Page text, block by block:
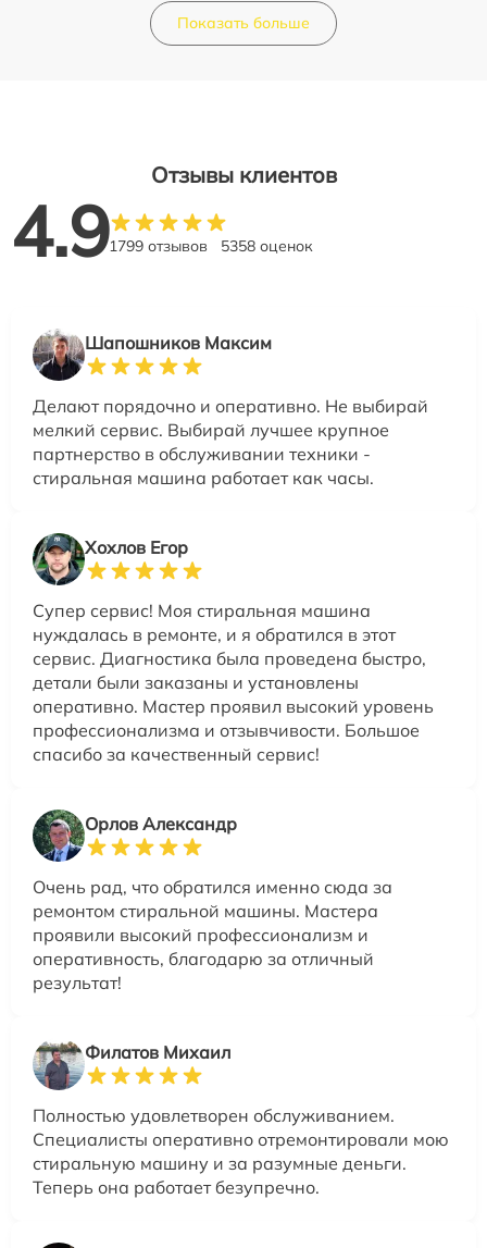
Показать больше
Отзывы клиентов
4.91799 отзывов 5358 оценок
Шапошников Максим
Делают порядочно и оперативно. Не выбирай
мелкий сервис. Выбирай лучшее крупное
партнерство в обслуживании техники -
стиральная машина работает как часы.
Хохлов Егор
Супер сервис! Моя стиральная машина
нуждалась в ремонте, и я обратился в этот
сервис. Диагностика была проведена быстро,
детали были заказаны и установлены
оперативно. Мастер проявил высокий уровень
профессионализма и отзывчивости. Большое
спасибо за качественный сервис!
Орлов Александр
Очень рад, что обратился именно сюда за
ремонтом стиральной машины. Мастера
проявили высокий профессионализм и
оперативность, благодарю за отличный
результат!
Филатов Михаил
Полностью удовлетворен обслуживанием.
Специалисты оперативно отремонтировали мою
стиральную машину и за разумные деньги.
Теперь она работает безупречно.